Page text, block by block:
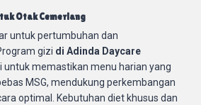
Otak Cemerlang
untuk pertumbuhan dan
gizi di Adinda Daycare
untuk memastikan menu harian yang
MSG, mendukung perkembangan
optimal. Kebutuhan diet khusus dan